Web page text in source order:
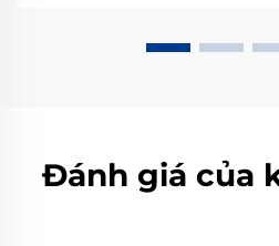
Đánh giá của